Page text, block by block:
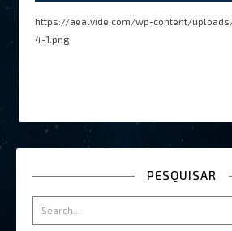
https://aealvide.com/wp-content/
4-1.png
PESQUISAR